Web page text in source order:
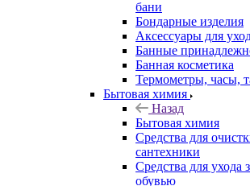
бани
Бондарные изделия
Аксеcсуары для
Банные
Банная косметика
Термометры, часы,
Бытовая химия
Назад
Бытовая химия
Средства для
сантехники
Средства для ухода
обувью